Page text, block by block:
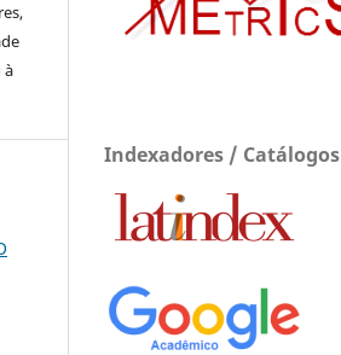
à
Indexadores / Catálogos